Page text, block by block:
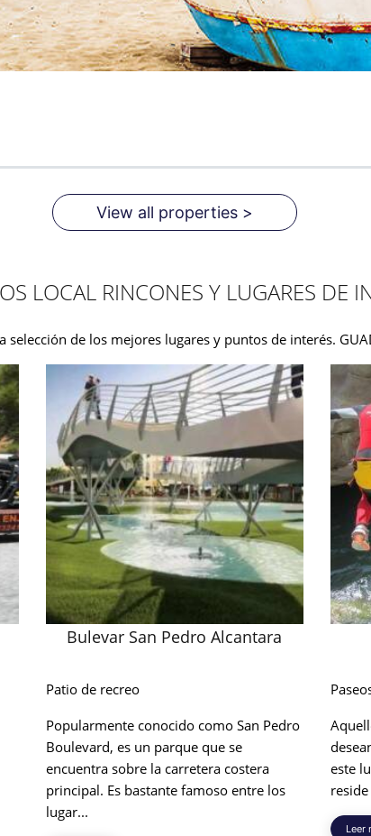
View all properties >
LOCAL RINCONES Y LUGARES DE
selección de los mejores lugares y puntos de interés.
Bulevar San Pedro Alcantara
Patio de recreo
Popularmente conocido como San Pedro
Boulevard, es un parque que se
encuentra sobre la carretera costera
principal. Es bastante famoso entre los
lugar...
este
Leer